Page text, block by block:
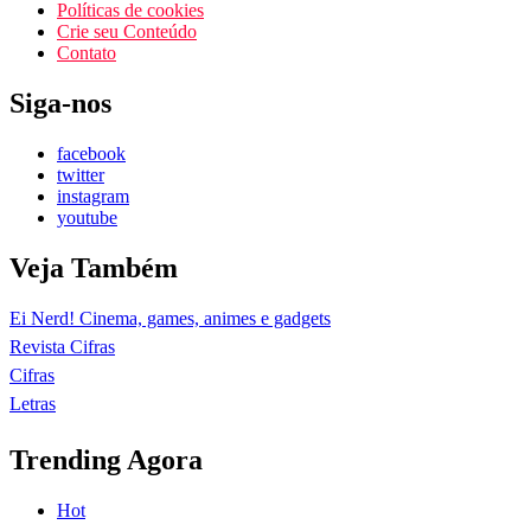
Políticas de cookies
Crie seu Conteúdo
Contato
Siga-nos
facebook
twitter
instagram
youtube
Veja Também
Ei Nerd! Cinema, games, animes e gadgets
Revista Cifras
Cifras
Letras
Trending Agora
Hot